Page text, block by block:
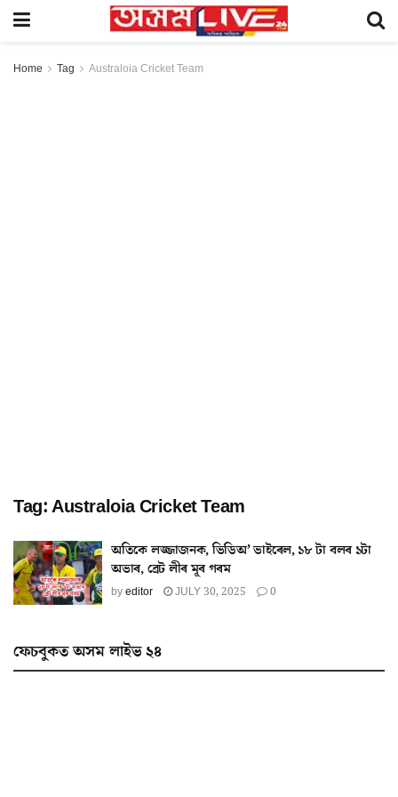
Home Tag Australoia Cricket Team
Tag:Australoia Cricket Team
অতিকে লজ্জাজনক, ভিডিঅ’ ভাইৰেল, ১৮ টা বলৰ ১টা
অভাৰ, ব্ৰেট লীৰ মূৰ গৰম
byeditor JULY 30, 2025 0
ফেচবুকত অসম লাইভ ২৪